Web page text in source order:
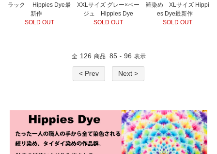
ラック Hippies Dye最
新作
SOLD OUT
XXLサイズ グレー×ベー
ジュ Hippies Dye
SOLD OUT
羅染め XLサイズ Hippi
es Dye最新作
SOLD OUT
全 126 商品 85 - 96 表示
< Prev Next >